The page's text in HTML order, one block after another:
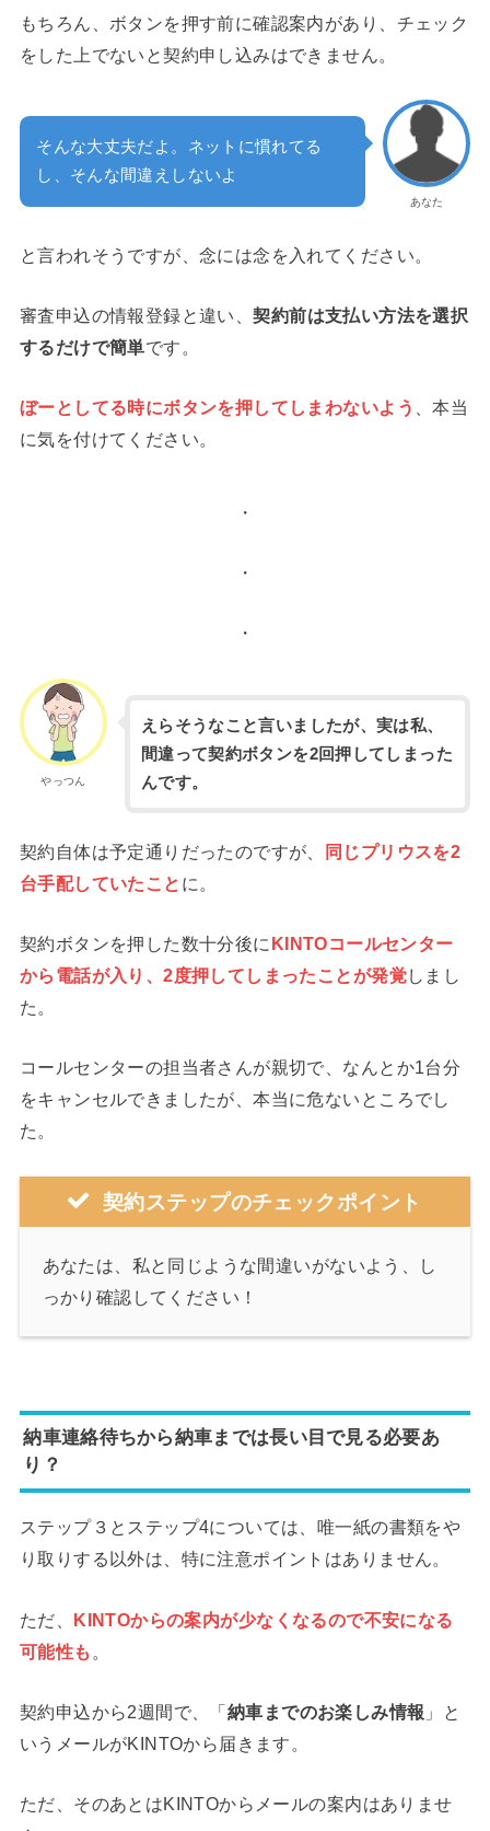
もちろん、ボタンを押す前に確認案内があり、チェック
をした上でないと契約申し込みはできません。
あなた
そんな大丈夫だよ。ネットに慣れてる
し、そんな間違えしないよ
と言われそうですが、念には念を入れてください。
審査申込の情報登録と違い、契約前は支払い方法を選択
するだけで簡単です。
ぼーとしてる時にボタンを押してしまわないよう
、本当
に気を付けてください。
・
・
・
やっつん
えらそうなこと言いましたが、実は私、
間違って契約ボタンを2回押してしまった
んです。
契約自体は予定通りだったのですが、
同じプリウスを2
台手配していたこと に。
契約ボタンを押した数十分後に KINTOコールセンター
から電話が入り、2度押してしまったことが発覚しまし
た。
コールセンターの担当者さんが親切で、なんとか1台分
をキャンセルできましたが、本当に危ないところでし
た。
契約ステップのチェックポイント
あなたは、私と同じような間違いがないよう、し
っかり確認してください！
納車連絡待ちから納車までは長い目で見る必要あ
り？
ステップ３とステップ4については、唯一紙の書類をや
り取りする以外は、特に注意ポイントはありません。
ただ、 KINTOからの案内が少なくなるので不安になる
可能性も 。
契約申込から2週間で、「納車までのお楽しみ情報 」と
いうメールがKINTOから届きます。
ただ、そのあとはKINTOからメールの案内はありませ